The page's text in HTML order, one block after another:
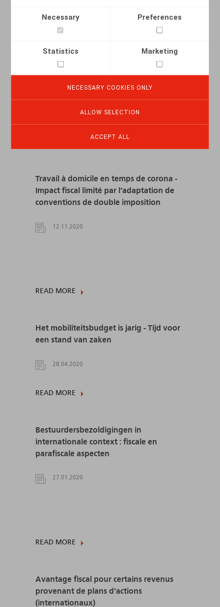
Necessary Preferences
Statistics Marketing
NECESSARY COOKIES ONLY
ALLOW SELECTION
ACCEPT ALL
Het nieuwe bijzonder belastingstelsel
voor ingekomen belastingplichtigen en
onderzoekers
14.01.2022
Travail à domicile en temps de corona -
Impact fiscal limité par l’adaptation de
conventions de double imposition
12.11.2020
READ MORE
Het mobiliteitsbudget is jarig - Tijd voor
een stand van zaken
28.04.2020
READ MORE
Bestuurdersbezoldigingen in
internationale context : fiscale en
parafiscale aspecten
27.01.2020
READ MORE
Avantage fiscal pour certains revenus
provenant de plans d'actions
(internationaux)